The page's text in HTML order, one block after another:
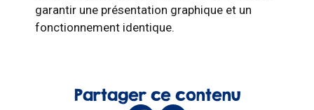
garantir une présentation graphique et un
fonctionnement identique.
Partager ce contenu